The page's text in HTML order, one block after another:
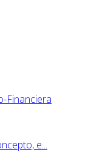
Financiera
e...